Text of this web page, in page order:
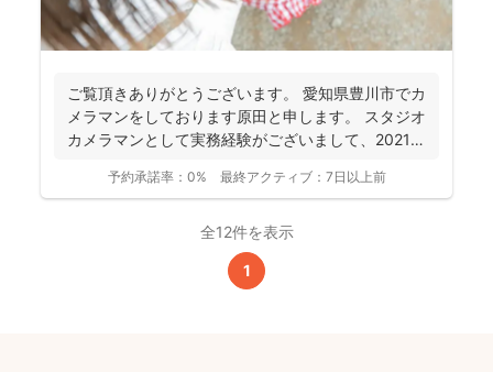
ご覧頂きありがとうございます。 愛知県豊川市でカ
メラマンをしております原田と申します。 スタジオ
カメラマンとして実務経験がございまして、2021年
予約承諾率： 0% 最終アクティブ： 7日以上前
全12件を表示
1